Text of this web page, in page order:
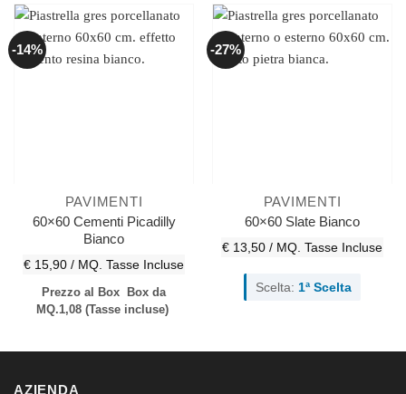
-14%
PAVIMENTI
60×60 Cementi Picadilly
Bianco
€ 15,90 / MQ. Tasse Incluse
Prezzo al Box Box da
MQ.1,08 (Tasse incluse)
-27%
PAVIMENTI
60×60 Slate Bianco
€ 13,50 / MQ. Tasse Incluse
Scelta: 1ª Scelta
AZIENDA